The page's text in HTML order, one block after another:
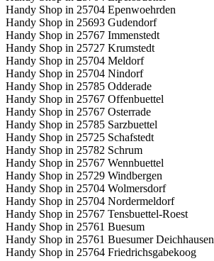
Handy Shop in 25704 Epenwoehrden
Handy Shop in 25693 Gudendorf
Handy Shop in 25767 Immenstedt
Handy Shop in 25727 Krumstedt
Handy Shop in 25704 Meldorf
Handy Shop in 25704 Nindorf
Handy Shop in 25785 Odderade
Handy Shop in 25767 Offenbuettel
Handy Shop in 25767 Osterrade
Handy Shop in 25785 Sarzbuettel
Handy Shop in 25725 Schafstedt
Handy Shop in 25782 Schrum
Handy Shop in 25767 Wennbuettel
Handy Shop in 25729 Windbergen
Handy Shop in 25704 Wolmersdorf
Handy Shop in 25704 Nordermeldorf
Handy Shop in 25767 Tensbuettel-Roest
Handy Shop in 25761 Buesum
Handy Shop in 25761 Buesumer Deichhausen
Handy Shop in 25764 Friedrichsgabekoog